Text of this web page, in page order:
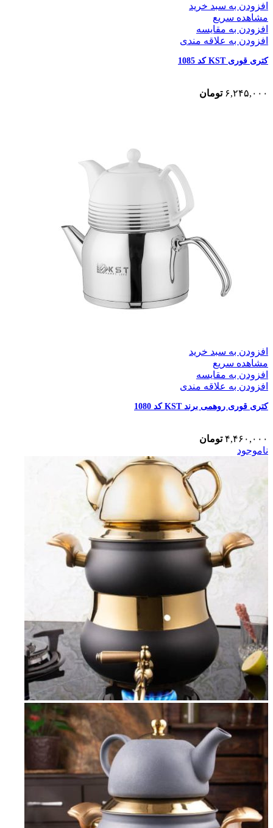
افزودن به سبد خرید
مشاهده سریع
افزودن به مقایسه
افزودن به علاقه مندی
کتری قوری KST کد 1085
۶,۲۴۵,۰۰۰ تومان
افزودن به سبد خرید
مشاهده سریع
افزودن به مقایسه
افزودن به علاقه مندی
کتری قوری روهمی برند KST کد 1080
۴,۴۶۰,۰۰۰ تومان
ناموجود